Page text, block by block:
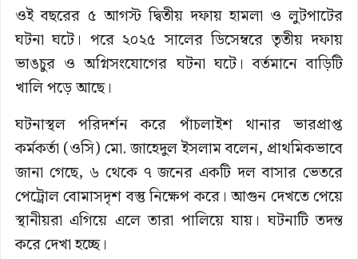
ওই বছরের ৫ আগস্ট দ্বিতীয় দফায় হামলা ও লুটপাটের
ঘটনা ঘটে। পরে ২০২৫ সালের ডিসেম্বরে তৃতীয় দফায়
ভাঙচুর ও অগ্নিসংযোগের ঘটনা ঘটে। বর্তমানে বাড়িটি
খালি পড়ে আছে।
ঘটনাস্থল পরিদর্শন করে পাঁচলাইশ থানার ভারপ্রাপ্ত
কর্মকর্তা (ওসি) মো. জাহেদুল ইসলাম বলেন, প্রাথমিকভাবে
জানা গেছে, ৬ থেকে ৭ জনের একটি দল বাসার ভেতরে
পেট্রোল বোমাসদৃশ বস্তু নিক্ষেপ করে। আগুন দেখতে পেয়ে
স্থানীয়রা এগিয়ে এলে তারা পালিয়ে যায়। ঘটনাটি তদন্ত
করে দেখা হচ্ছে।